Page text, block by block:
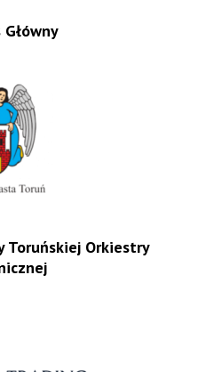
Toruńskiej Orkiestry